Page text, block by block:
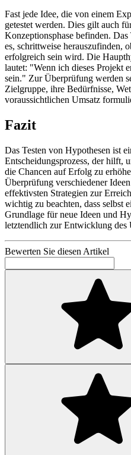
Fast jede Idee, die von einem
getestet werden. Dies gilt auch
Konzeptionsphase befinden.
es, schrittweise herauszufinden,
erfolgreich sein wird. Die
lautet: "Wenn ich dieses Projekt
sein." Zur Überprüfung werden
Zielgruppe, ihre Bedürfnisse,
voraussichtlichen Umsatz
Fazit
Das Testen von Hypothesen ist
Entscheidungsprozess, der hilft,
die Chancen auf Erfolg zu
Überprüfung verschiedener
effektivsten Strategien zur
wichtig zu beachten, dass selbst
Grundlage für neue Ideen und
letztendlich zur Entwicklung des
Bewerten Sie diesen Artikel